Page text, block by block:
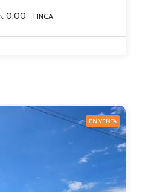
0.00 FINCA
EN VENTA